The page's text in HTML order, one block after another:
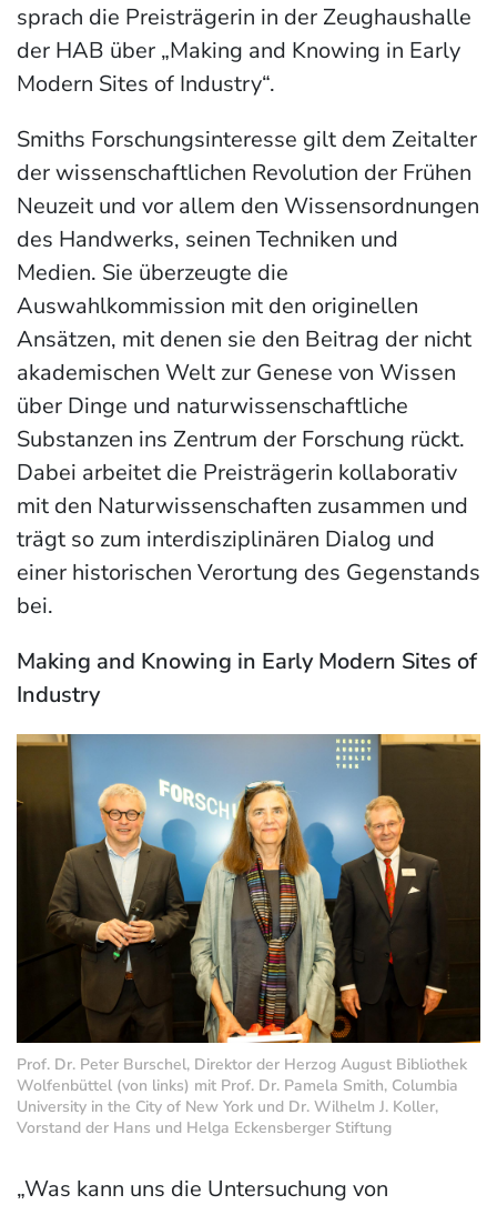
sprach die Preisträgerin in der Zeughaushalle
der HAB über „Making and Knowing in Early
Modern Sites of Industry“.
Smiths Forschungsinteresse gilt dem Zeitalter
der wissenschaftlichen Revolution der Frühen
Neuzeit und vor allem den Wissensordnungen
des Handwerks, seinen Techniken und
Medien. Sie überzeugte die
Auswahlkommission mit den originellen
Ansätzen, mit denen sie den Beitrag der nicht
akademischen Welt zur Genese von Wissen
über Dinge und naturwissenschaftliche
Substanzen ins Zentrum der Forschung rückt.
Dabei arbeitet die Preisträgerin kollaborativ
mit den Naturwissenschaften zusammen und
trägt so zum interdisziplinären Dialog und
einer historischen Verortung des Gegenstands
bei.
Making and Knowing in Early Modern Sites of
Industry
Prof. Dr. Peter Burschel, Direktor der Herzog August Bibliothek
Wolfenbüttel (von links) mit Prof. Dr. Pamela Smith, Columbia
University in the City of New York und Dr. Wilhelm J. Koller,
Vorstand der Hans und Helga Eckensberger Stiftung
„Was kann uns die Untersuchung von